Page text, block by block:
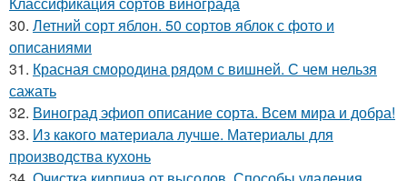
30. Летний сорт яблон. 50 сортов яблок с фото и
описаниями
31. Красная смородина рядом с вишней. С чем нельзя
сажать
32. Виноград эфиоп описание сорта. Всем мира и добра!
33. Из какого материала лучше. Материалы для
производства кухонь